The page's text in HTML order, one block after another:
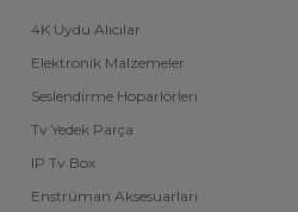
4K Uydu Alıcılar
Elektronik Malzemeler
Seslendirme Hoparlörleri
Tv Yedek Parça
IP Tv Box
Enstrüman Aksesuarları